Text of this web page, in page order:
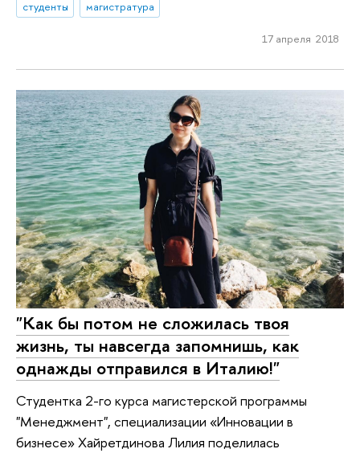
студенты магистратура
17 апреля 2018
"Как бы потом не сложилась твоя
жизнь, ты навсегда запомнишь, как
однажды отправился в Италию!"
Студентка 2-го курса магистерской программы
"Менеджмент", специализации «Инновации в
бизнесе» Хайретдинова Лилия поделилась